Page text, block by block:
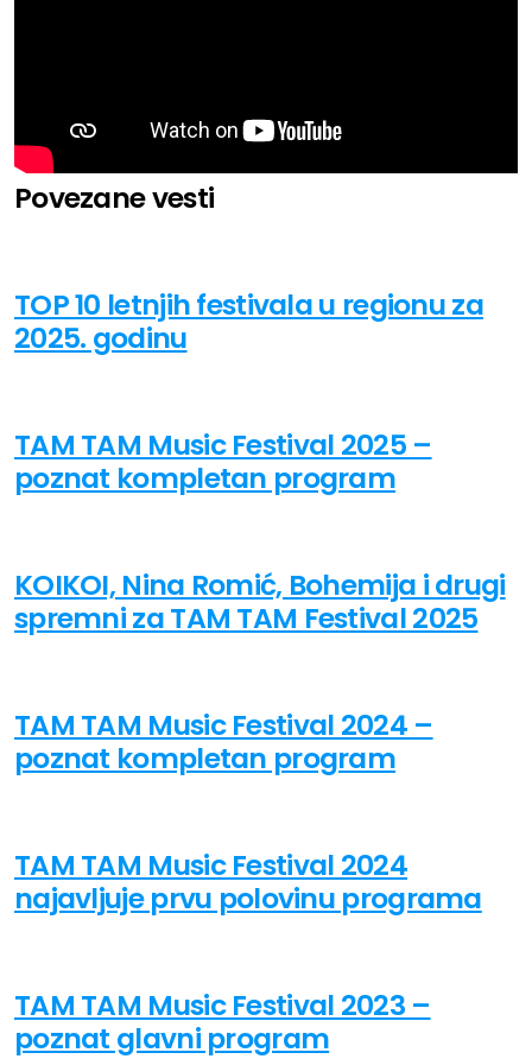
Povezane vesti
TOP 10 letnjih festivala u regionu za
2025. godinu
TAM TAM Music Festival 2025 –
poznat kompletan program
KOIKOI, Nina Romić, Bohemija i drugi
spremni za TAM TAM Festival 2025
TAM TAM Music Festival 2024 –
poznat kompletan program
TAM TAM Music Festival 2024
najavljuje prvu polovinu programa
TAM TAM Music Festival 2023 –
poznat glavni program